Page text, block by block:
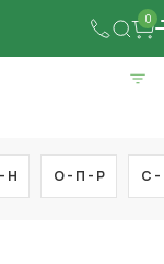
0
Н О - П - Р С -